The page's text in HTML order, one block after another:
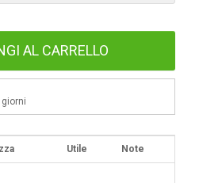
AL CARRELLO
Utile Note